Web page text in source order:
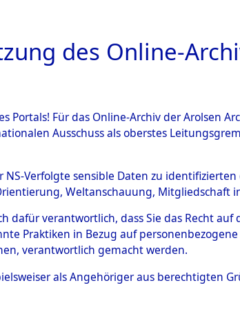
BESTANDSBESCHREIBUNG ARCHIVALE
von Daten
und
(84609774)
des Online-
Portals! Für das Online-Archiv der Arolsen
Ausschuss als oberstes
NS-Verfolgte sensible Daten zu
Weltanschauung,
dafür verantwortlich, dass Sie das Recht
Praktiken in Bezug auf
verantwortlich gemacht werden.
als Angehöriger aus berechtigten